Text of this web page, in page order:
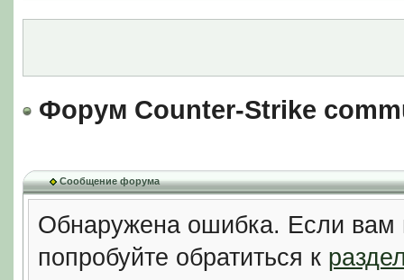
Форум Counter-Strike
Сообщение форума
Обнаружена ошибка. Если вам
попробуйте обратиться к